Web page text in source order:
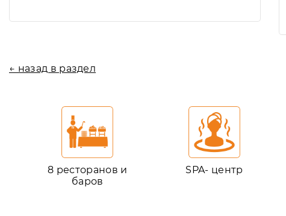
← назад в раздел
8 ресторанов и
баров
SPA- центр